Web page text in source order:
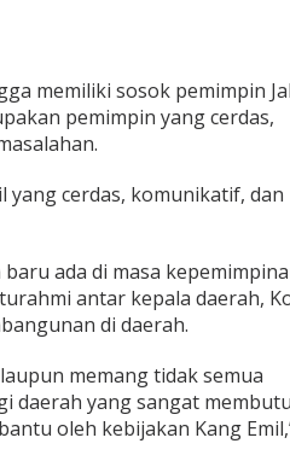
memiliki sosok pemimpin
pemimpin yang cerdas,
yang cerdas, komunikatif, dan
ada di masa
antar kepala daerah,
di daerah.
memang tidak semua
daerah yang sangat
oleh kebijakan Kang